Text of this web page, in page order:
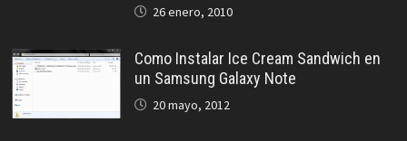
26 enero, 2010
Como Instalar Ice Cream Sandwich en
un Samsung Galaxy Note
20 mayo, 2012